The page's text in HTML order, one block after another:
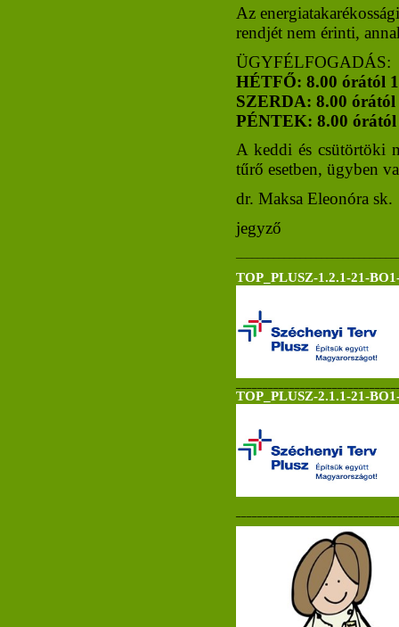
Az
rendjét nem érinti,
ÜGYFÉLFOGADÁS:
HÉTFŐ: 8.00 órától
SZERDA: 8.00 órától
PÉNTEK: 8.00 órától
A keddi és csütörtöki
tűrő esetben, ügyben
dr. Maksa Eleonóra sk.
jegyző
TOP_PLUSZ-1.2.1-21-
TOP_PLUSZ-2.1.1-21-